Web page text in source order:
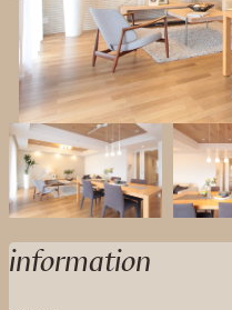
information